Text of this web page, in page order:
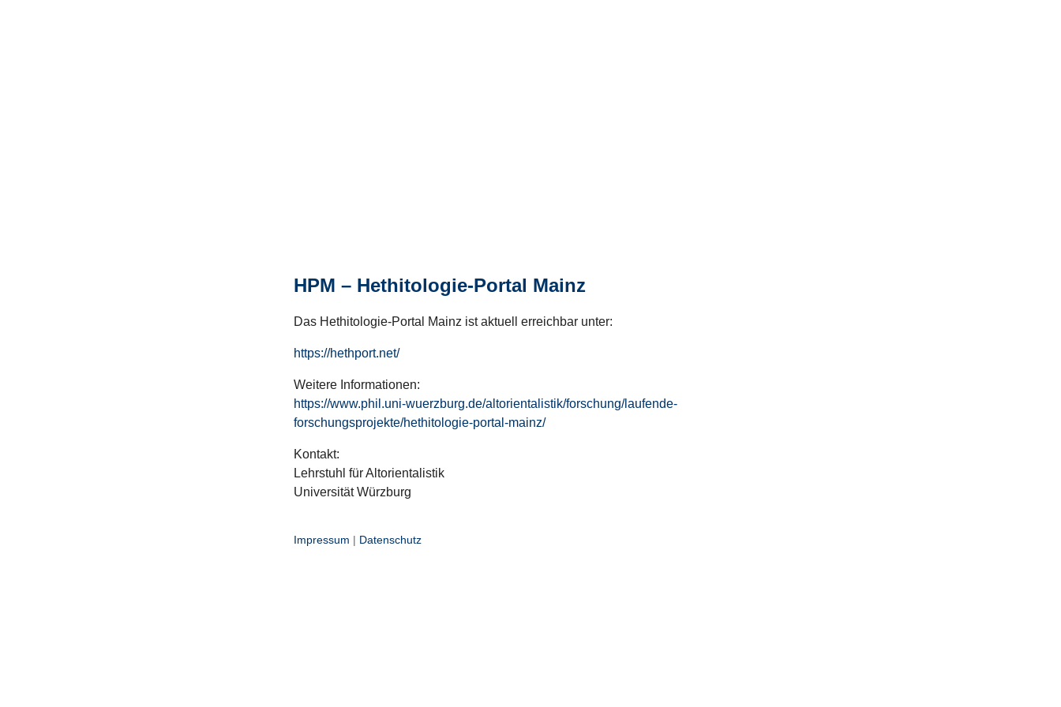
HPM – Hethitologie-Portal Mainz
Das Hethitologie-Portal Mainz ist aktuell erreichbar unter:
https://hethport.net/
Weitere Informationen:
https://www.phil.uni-wuerzburg.de/altorientalistik/forschung/laufende-
forschungsprojekte/hethitologie-portal-mainz/
Kontakt:
Lehrstuhl für Altorientalistik
Universität Würzburg
Impressum | Datenschutz